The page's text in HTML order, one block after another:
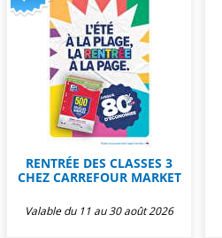
RENTRÉE DES CLASSES 3
CHEZ CARREFOUR MARKET
Valable du 11 au 30 août 2026